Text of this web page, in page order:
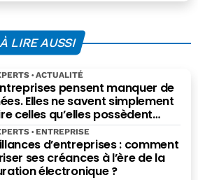
À LIRE AUSSI
pensent manquer de
Elles ne savent simplement
celles qu’elles possèdent
ACTUALITÉ
d’entreprises : comment
ses créances à l’ère de la
électronique ?
ENTREPRISE